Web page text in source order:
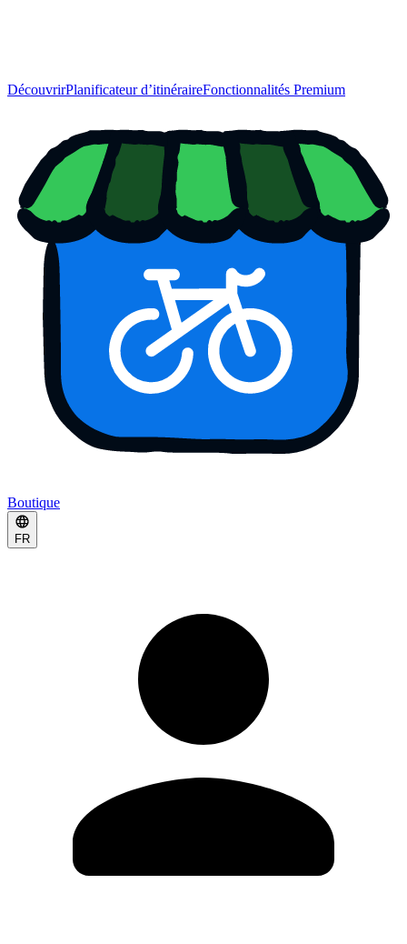
DécouvrirPlanificateur d’itinéraireFonctionnalités Premium
Boutique
FR